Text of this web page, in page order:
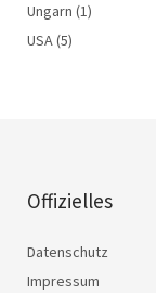
Ungarn (1)
USA(5)
Offizielles
Datenschutz
Impressum